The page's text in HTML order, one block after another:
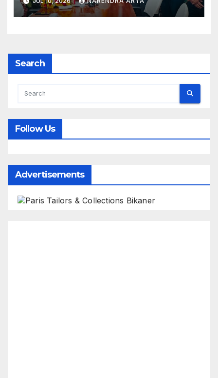
लिए परिचालन एवं प्रबंधन (ओ एंड एम) करार
पर हस्ताक्षर किए
Search
Follow Us
Advertisements